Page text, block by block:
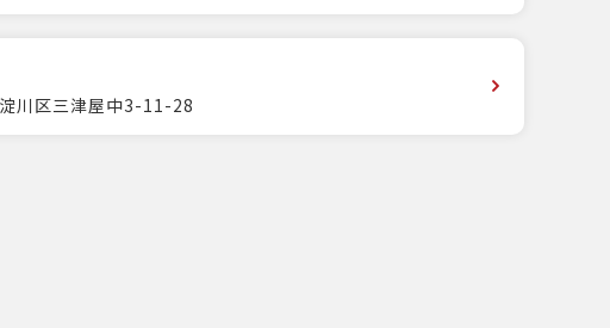
川区三津屋中3-11-28